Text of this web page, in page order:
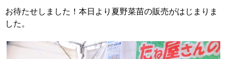
お待たせしました！本日より夏野菜苗の販売がはじまりま
した。